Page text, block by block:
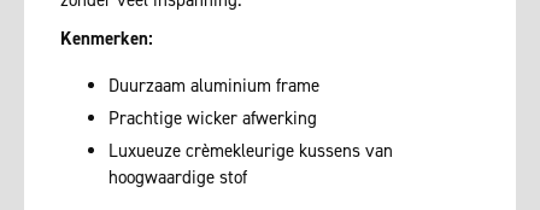
Kenmerken:
Duurzaam aluminium frame
Prachtige wicker afwerking
Luxueuze crèmekleurige kussens van
hoogwaardige stof